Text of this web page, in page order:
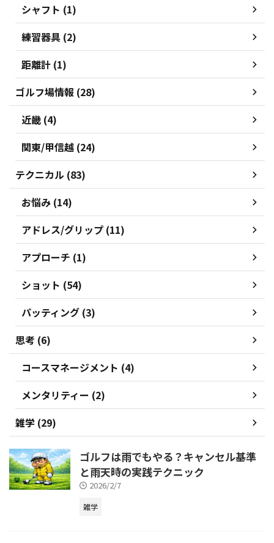
シャフト (1)
練習器具 (2)
距離計 (1)
ゴルフ場情報 (28)
近畿 (4)
関東/甲信越 (24)
テクニカル (83)
お悩み (14)
アドレス/グリップ (11)
アプローチ (1)
ショット (54)
パッティング (3)
思考 (6)
コースマネージメント (4)
メンタリティー (2)
雑学 (29)
ゴルフは雨でもやる？キャンセル基準
と雨天時の実践テクニック
2026/2/7
雑学